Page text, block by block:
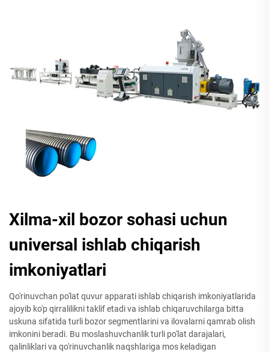
Xilma-xil bozor sohasi uchun
universal ishlab chiqarish
imkoniyatlari
Qo'rinuvchan po'lat quvur apparati ishlab chiqarish imkoniyatlarida
ajoyib ko'p qirralilikni taklif etadi va ishlab chiqaruvchilarga bitta
uskuna sifatida turli bozor segmentlarini va ilovalarni qamrab olish
imkonini beradi. Bu moslashuvchanlik turli po'lat darajalari,
qalinliklari va qo'rinuvchanlik naqshlariga mos keladigan